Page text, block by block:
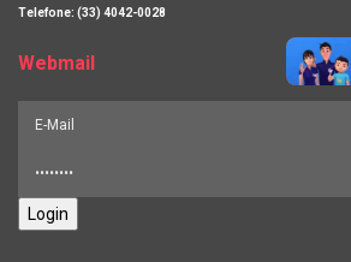
Telefone: (33) 4042-0028
Webmail
Login